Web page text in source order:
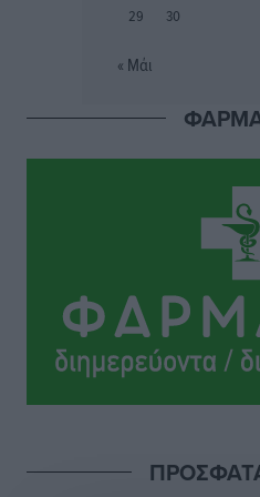
Συναυλία Μάριου
• πριν 3 ώρες
Την άρση των εμποδίων για
βρεφονηπιακού σταθμού
Τοπικές Ειδήσεις • πριν 4 ώρες
29
30
« Μάι